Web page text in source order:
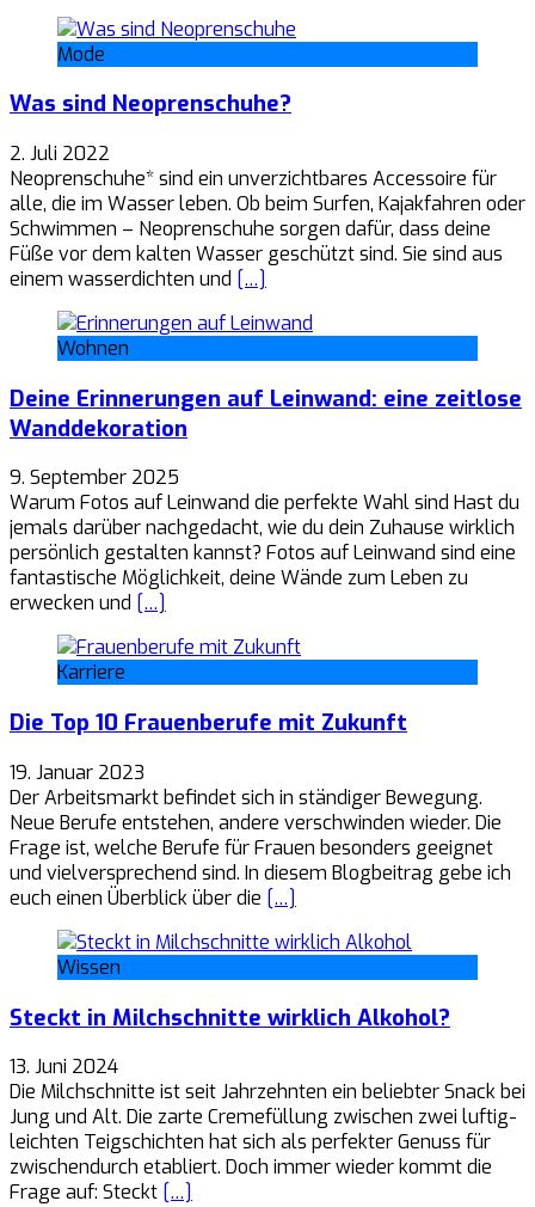
Mode
Was sind Neoprenschuhe?
2. Juli 2022
Neoprenschuhe* sind ein unverzichtbares Accessoire für
alle, die im Wasser leben. Ob beim Surfen, Kajakfahren oder
Schwimmen – Neoprenschuhe sorgen dafür, dass deine
Füße vor dem kalten Wasser geschützt sind. Sie sind aus
einem wasserdichten und […]
Wohnen
Deine Erinnerungen auf Leinwand: eine zeitlose
Wanddekoration
9. September 2025
Warum Fotos auf Leinwand die perfekte Wahl sind Hast du
jemals darüber nachgedacht, wie du dein Zuhause wirklich
persönlich gestalten kannst? Fotos auf Leinwand sind eine
fantastische Möglichkeit, deine Wände zum Leben zu
erwecken und […]
Karriere
Die Top 10 Frauenberufe mit Zukunft
19. Januar 2023
Der Arbeitsmarkt befindet sich in ständiger Bewegung.
Neue Berufe entstehen, andere verschwinden wieder. Die
Frage ist, welche Berufe für Frauen besonders geeignet
und vielversprechend sind. In diesem Blogbeitrag gebe ich
euch einen Überblick über die […]
Wissen
Steckt in Milchschnitte wirklich Alkohol?
13. Juni 2024
Die Milchschnitte ist seit Jahrzehnten ein beliebter Snack bei
Jung und Alt. Die zarte Cremefüllung zwischen zwei luftig-
leichten Teigschichten hat sich als perfekter Genuss für
zwischendurch etabliert. Doch immer wieder kommt die
Frage auf: Steckt […]